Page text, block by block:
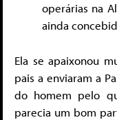
operárias na
ainda
Ela se apaixonou
pais a enviaram a
do homem pelo
parecia um bom